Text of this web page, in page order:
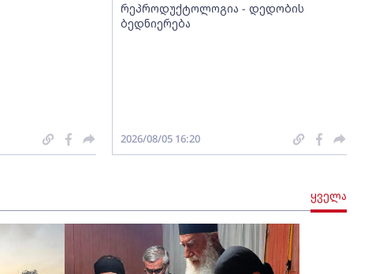
რეპროდუქტოლოგია - დედობის
ბედნიერება
2026/08/05 16:20
ყველა